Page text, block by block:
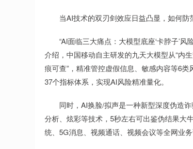
当AI技术的双刃剑效应日益凸显，如何防
“AI面临三大痛点：大模型底座‘卡脖子’风
介绍，中国移动自主研发的九天大模型从“内
痕可查”，精准管控虚假信息、敏感内容等6
37个指标体系，实现AI风险精准量化。
同时，AI换脸/拟声是一种新型深度伪造诈
分析、炫彩等技术，5秒左右可出鉴伪结果大
统、5G消息、视频通话、视频会议等全网业